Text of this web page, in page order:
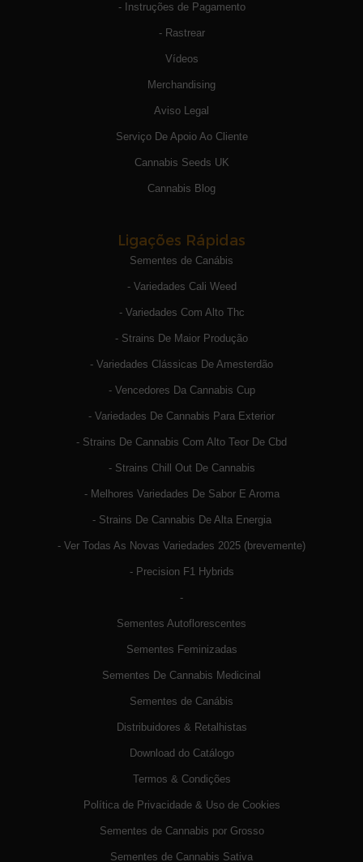
- Instruções de Pagamento
- Rastrear
Vídeos
Merchandising
Aviso Legal
Serviço De Apoio Ao Cliente
Cannabis Seeds UK
Cannabis Blog
Ligações Rápidas
Sementes de Canábis
- Variedades Cali Weed
- Variedades Com Alto Thc
- Strains De Maior Produção
- Variedades Clássicas De Amesterdão
- Vencedores Da Cannabis Cup
- Variedades De Cannabis Para Exterior
- Strains De Cannabis Com Alto Teor De Cbd
- Strains Chill Out De Cannabis
- Melhores Variedades De Sabor E Aroma
- Strains De Cannabis De Alta Energia
- Ver Todas As Novas Variedades 2025 (brevemente)
- Precision F1 Hybrids
-
Sementes Autoflorescentes
Sementes Feminizadas
Sementes De Cannabis Medicinal
Sementes de Canábis
Distribuidores & Retalhistas
Download do Catálogo
Termos & Condições
Política de Privacidade & Uso de Cookies
Sementes de Cannabis por Grosso
Sementes de Cannabis Sativa